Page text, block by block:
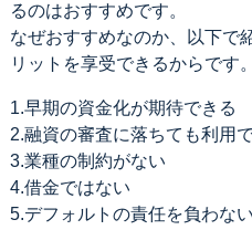
るのはおすすめです。
なぜおすすめなのか、以下で
リットを享受できるからです。
1.早期の資金化が期待できる
2.融資の審査に落ちても利用
3.業種の制約がない
4.借金ではない
5.デフォルトの責任を負わない